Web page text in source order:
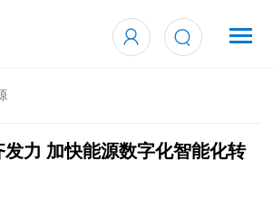
发力 加快能源数字化智能化转